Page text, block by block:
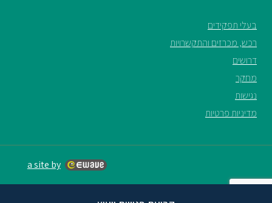
בעלי תפקידים
רכש, מכרזים והתקשרויות
דרושים
מחקר
נגישות
מדיניות פרטיות
a site by